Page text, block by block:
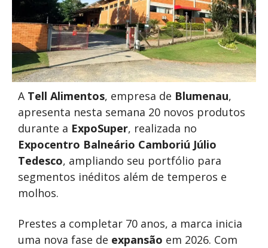
A Tell Alimentos, empresa de Blumenau,
apresenta nesta semana 20 novos produtos
durante a ExpoSuper, realizada no
Expocentro Balneário Camboriú Júlio
Tedesco, ampliando seu portfólio para
segmentos inéditos além de temperos e
molhos.
Prestes a completar 70 anos, a marca inicia
uma nova fase de expansão em 2026. Com